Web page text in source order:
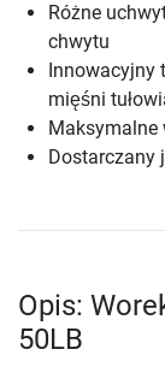
Różne
chwytu
Innowacyjny
mięśni
Maksymalne
Dostarczany
Opis:
50LB